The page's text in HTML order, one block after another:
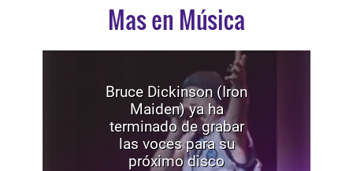
Mas en Música
Bruce Dickinson (Iron
Maiden) ya ha
terminado de grabar
las voces para su
próximo disco